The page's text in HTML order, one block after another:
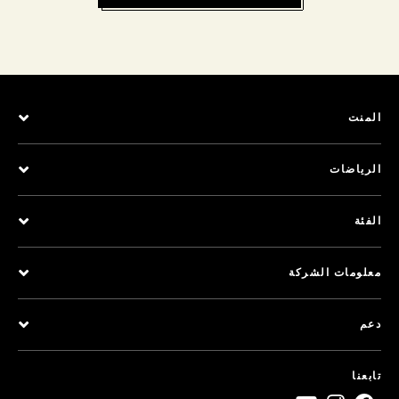
المنت
الرياضات
الفئة
معلومات الشركة
دعم
تابعنا